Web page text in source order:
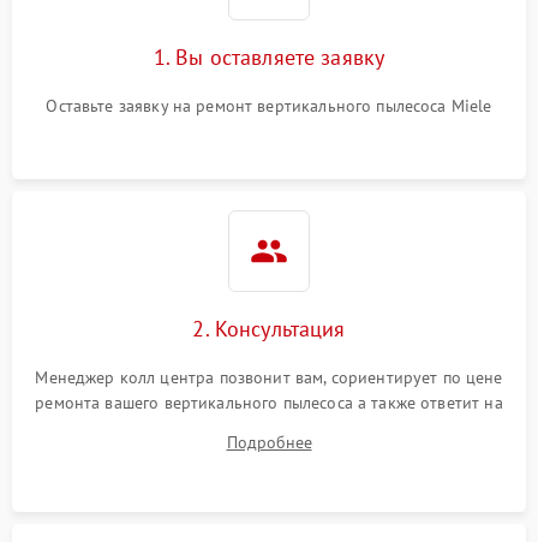
1. Вы оставляете заявку
Оставьте заявку на ремонт вертикального пылесоса Miele
2. Консультация
Менеджер колл центра позвонит вам, сориентирует по цене
ремонта вашего вертикального пылесоса а также ответит на
Подробнее